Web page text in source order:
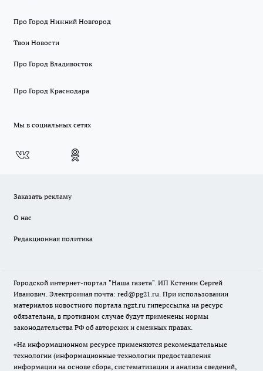
Про Город Нижний Новгород
Твои Новости
Про Город Владивосток
Про Город Краснодара
Мы в социальных сетях
Заказать рекламу
О нас
Редакционная политика
Городской интернет-портал "Наша газета". ИП Кстенин Сергей
Иванович. Электронная почта: red@pg21.ru. При использовании
материалов новостного портала ngzt.ru гиперссылка на ресурс
обязательна, в противном случае будут применены нормы
законодательства РФ об авторских и смежных правах.
«На информационном ресурсе применяются рекомендательные
технологии (информационные технологии предоставления
информации на основе сбора, систематизации и анализа сведений,